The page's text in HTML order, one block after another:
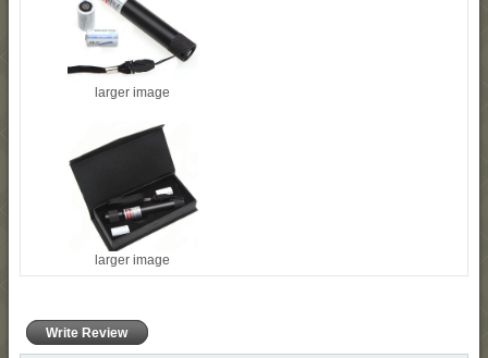
larger image
larger image
Write Review